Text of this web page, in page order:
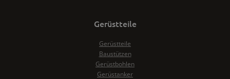
Gerüstteile
Gerüstteile
Baustützen
Gerüstbohlen
Gerüstanker